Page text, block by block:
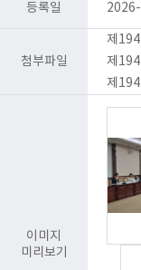
등록일
첨부파일
제
제
제
이미지
미리보기